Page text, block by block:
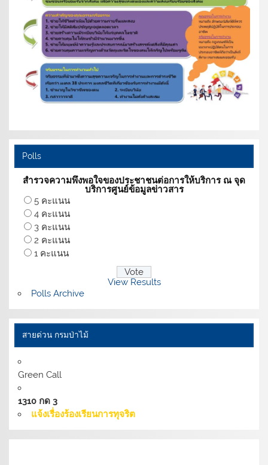
Polls
สำรวจความพึงพอใจของประชาชนต่อการให้บริการ ณ จุด
บริการศูนย์ข้อมูลข่าวสาร
5 คะแนน
4 คะแนน
3 คะแนน
2 คะแนน
1 คะแนน
View Results
Polls Archive
สายด่วน กรมป่าไม้
Green Call
1310 กด 3
แจ้งเรื่องร้องเรียนการทุจริต